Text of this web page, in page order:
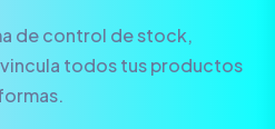
de control de stock,
todos tus productos